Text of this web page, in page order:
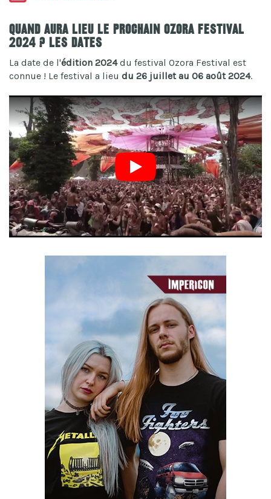
Quand aura lieu le prochain Ozora Festival
2024 ? Les dates
La date de l'édition 2024du festival Ozora Festival est
connue ! Le festival a lieu du 26 juillet au 06 août 2024.